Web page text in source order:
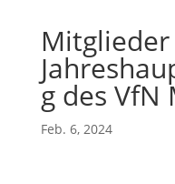
Mitglieder
g des VfN
Feb. 6, 2024